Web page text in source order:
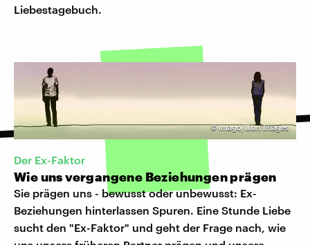
Liebestagebuch.
©imago/Ikon Images
Der Ex-Faktor
Wie uns vergangene Beziehungen prägen
Sie prägen uns - bewusst oder unbewusst: Ex-
Beziehungen hinterlassen Spuren. Eine Stunde Liebe
sucht den "Ex-Faktor" und geht der Frage nach, wie